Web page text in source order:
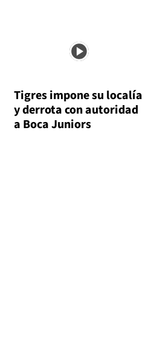
Tigres impone su localía
y derrota con autoridad
a Boca Juniors